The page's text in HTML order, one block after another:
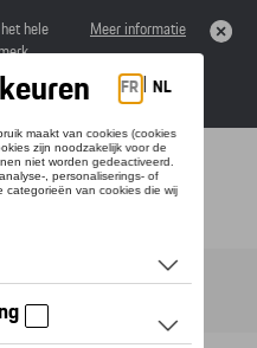
hele
Meer informatie
navigation